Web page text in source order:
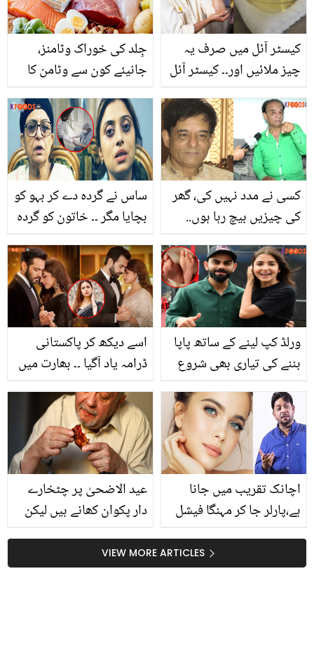
جِلد کی خوراک وٹامنز،
جانیئے کون سے وٹامن کا
استعمال آپ کی جِلد کو
صاف اور صحت مند بنا
سکتا ہے؟
کیسٹر آئل میں صرف یہ
چیز ملائیں اور۔۔ کیسٹر آئل
کے استعمال کے 3 طریقے
جو کریں آپ کی کئی
مشکلات آسان
ساس نے گردہ دے کر بہو کو
بچایا مگر ۔۔ خاتون کو گردہ
تو مل گیا، لیکن ان کے ساتھ
ایسا کیا ہوا کہ یہ دوبارہ
موت کے منہ میں جا
پہنچی؟
کسی نے مدد نہیں کی، گھر
کی چیزیں بیچ رہا ہوں..
خواجہ سلیم کس بیماری کا
شکار ہوگئے؟ ویڈیو نے
لوگوں کو دکھی کردیا
اسے دیکھ کر پاکستانی
ڈرامہ یاد آگیا ۔۔ بھارت میں
پاکستانی اسٹائل ڈرامے کی
دھوم، پروڈیوسر سرگن
مہتا نے کیا کہا؟
ورلڈ کپ لینے کے ساتھ پاپا
بننے کی تیاری بھی شروع
ہوگئی.. ویرات اور انوشکا
کے ہاں ننھے مہمان کی آمد
کب ہوگی؟
عید الاضحیٰ پر چٹخارے
دار پکوان کھانے ہیں لیکن
صحت بھی برقرار رکھنی
ہے، جانیئے صحت مند
طریقے سے عید الاضحیٰ
اچانک تقریب میں جانا
ہے،پارلر جا کر مہنگا فیشل
کروانے کا ٹا ئم نہیں ہے تو
گھبرانا نہیں ہے ،ڈاکٹر
عیسیٰ کا حسین اور چمکدار
VIEW MORE ARTICLES